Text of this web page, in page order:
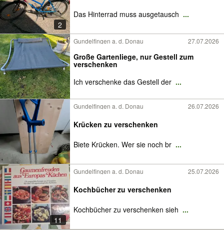
2
Das Hinterrad muss ausgetausch ...
Gundelfingen a. d. Donau 27.07.2026
Große Gartenliege, nur Gestell zum
verschenken
Ich verschenke das Gestell der ...
Gundelfingen a. d. Donau 26.07.2026
Krücken zu verschenken
Biete Krücken. Wer sie noch br ...
11
Gundelfingen a. d. Donau 25.07.2026
Kochbücher zu verschenken
Kochbücher zu verschenken sieh ...